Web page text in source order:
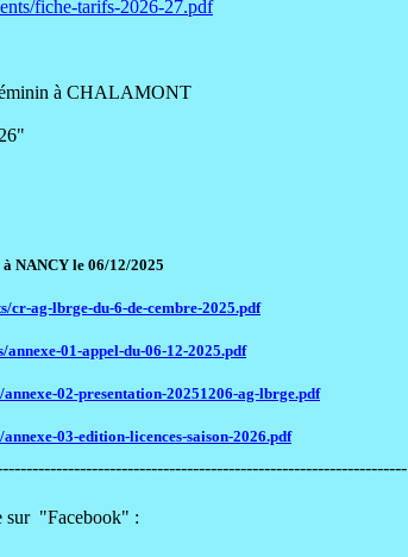
fiche-tarifs-2026-27.pdf
à CHALAMONT
le 06/12/2025
cr-ag-lbrge-du-6-de-cembre-2025.pdf
01-appel-du-06-12-2025.pdf
02-presentation-20251206-ag-lbrge.pdf
03-edition-licences-saison-2026.pdf
"Facebook" :